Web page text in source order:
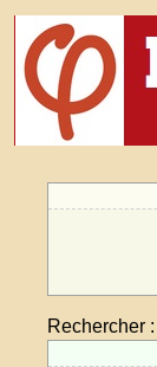
Rechercher :